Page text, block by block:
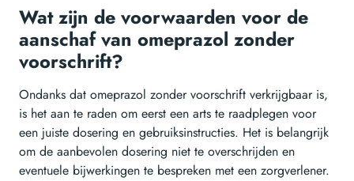
Wat zijn de voorwaarden voor de
aanschaf van omeprazol zonder
voorschrift?
Ondanks dat omeprazol zonder voorschrift verkrijgbaar is,
is het aan te raden om eerst een arts te raadplegen voor
een juiste dosering en gebruiksinstructies. Het is belangrijk
om de aanbevolen dosering niet te overschrijden en
eventuele bijwerkingen te bespreken met een zorgverlener.